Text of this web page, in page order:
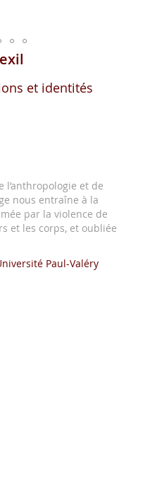
et identités
l’anthropologie et de
nous entraîne à la
par la violence de
et les corps, et oubliée
Paul-Valéry